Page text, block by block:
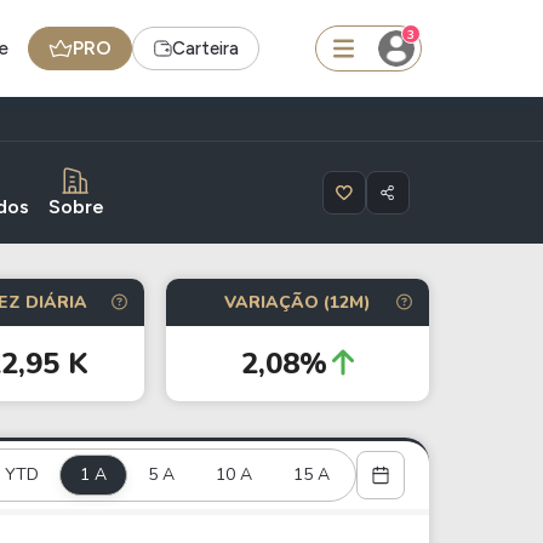
PRO Carteira
3
Ferramenta
Dividendos
Ideias
Agenda de Dividendos
Radar do Dividendo Inteligente
Sobre
DIÁRIA
K
VARIAÇÃO (12M)
2,08%
YTD 1 A 5 A 10 A 15 A